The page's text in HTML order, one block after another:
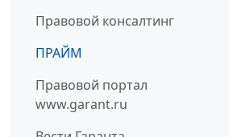
Правовой консалтинг
ПРАЙМ
Правовой портал
www.garant.ru